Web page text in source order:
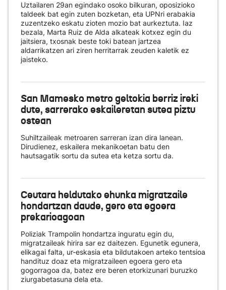
Uztailaren 29an egindako osoko bilkuran, oposizioko
taldeek bat egin zuten bozketan, eta UPNri erabakia
zuzentzeko eskatu zioten mozio bat aurkeztuta. Iaz
bezala, Marta Ruiz de Alda alkateak kotxez egin du
jaitsiera, txosnak beste toki batean jartzea
aldarrikatzen ari ziren herritarrak zeuden kaletik ez
jaisteko.
San Mamesko metro geltokia berriz ireki
dute, sarrerako eskaileretan sutea piztu
ostean
Suhiltzaileak metroaren sarreran izan dira lanean.
Dirudienez, eskailera mekanikoetan batu den
hautsagatik sortu da sutea eta ketza sortu da.
Ceutara heldutako ehunka migratzaile
hondartzan daude, gero eta egoera
prekarioagoan
Poliziak Trampolin hondartza inguratu egin du,
migratzaileak hirira sar ez daitezen. Egunetik egunera,
elikagai falta, ur-eskasia eta bildutakoen arteko tentsioa
handituz doaz eta migratzaileen egoera gero eta
gogorragoa da, batez ere beren etorkizunari buruzko
ziurgabetasuna dela eta.